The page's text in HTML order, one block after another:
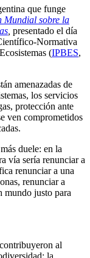
que funge
Mundial sobre la
presentado el día
Normativa
(IPBES,
amenazadas de
los servicios
protección ante
ven comprometidos
duele: en la
vía sería renunciar a
renunciar a una
renunciar a
mundo justo para
al
la